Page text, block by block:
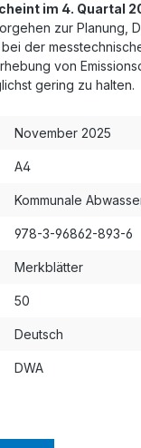
im 4. Quartal
zur Planung,
der
von
gering zu halten.
November 2025
A4
Kommunale
978-3-96862-893-6
Merkblätter
50
Deutsch
DWA